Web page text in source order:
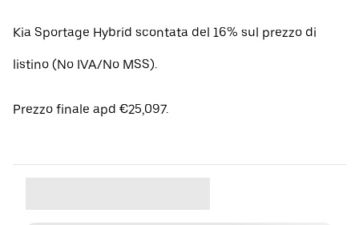
Kia Sportage Hybrid scontata del 16% sul prezzo di
listino (No IVA/No MSS).
Prezzo finale apd €25,097.